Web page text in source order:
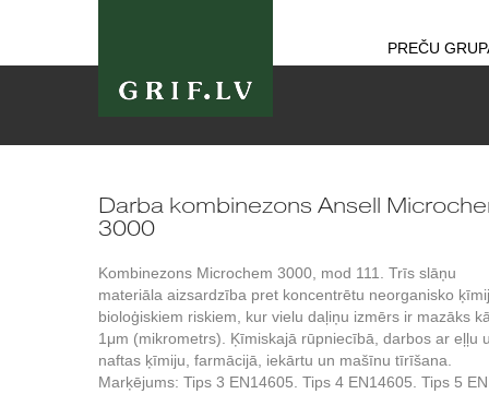
PREČU
Darba kombinezons Ansell
3000
Kombinezons Microchem 3000, mod 111. Trīs slāņu
materiāla aizsardzība pret koncentrētu neorganisko
bioloģiskiem riskiem, kur vielu daļiņu izmērs ir mazāks
1μm (mikrometrs). Ķīmiskajā rūpniecībā, darbos ar eļļu
naftas ķīmiju, farmācijā, iekārtu un mašīnu tīrīšana.
Marķējums: Tips 3 EN14605. Tips 4 EN14605. Tips 5